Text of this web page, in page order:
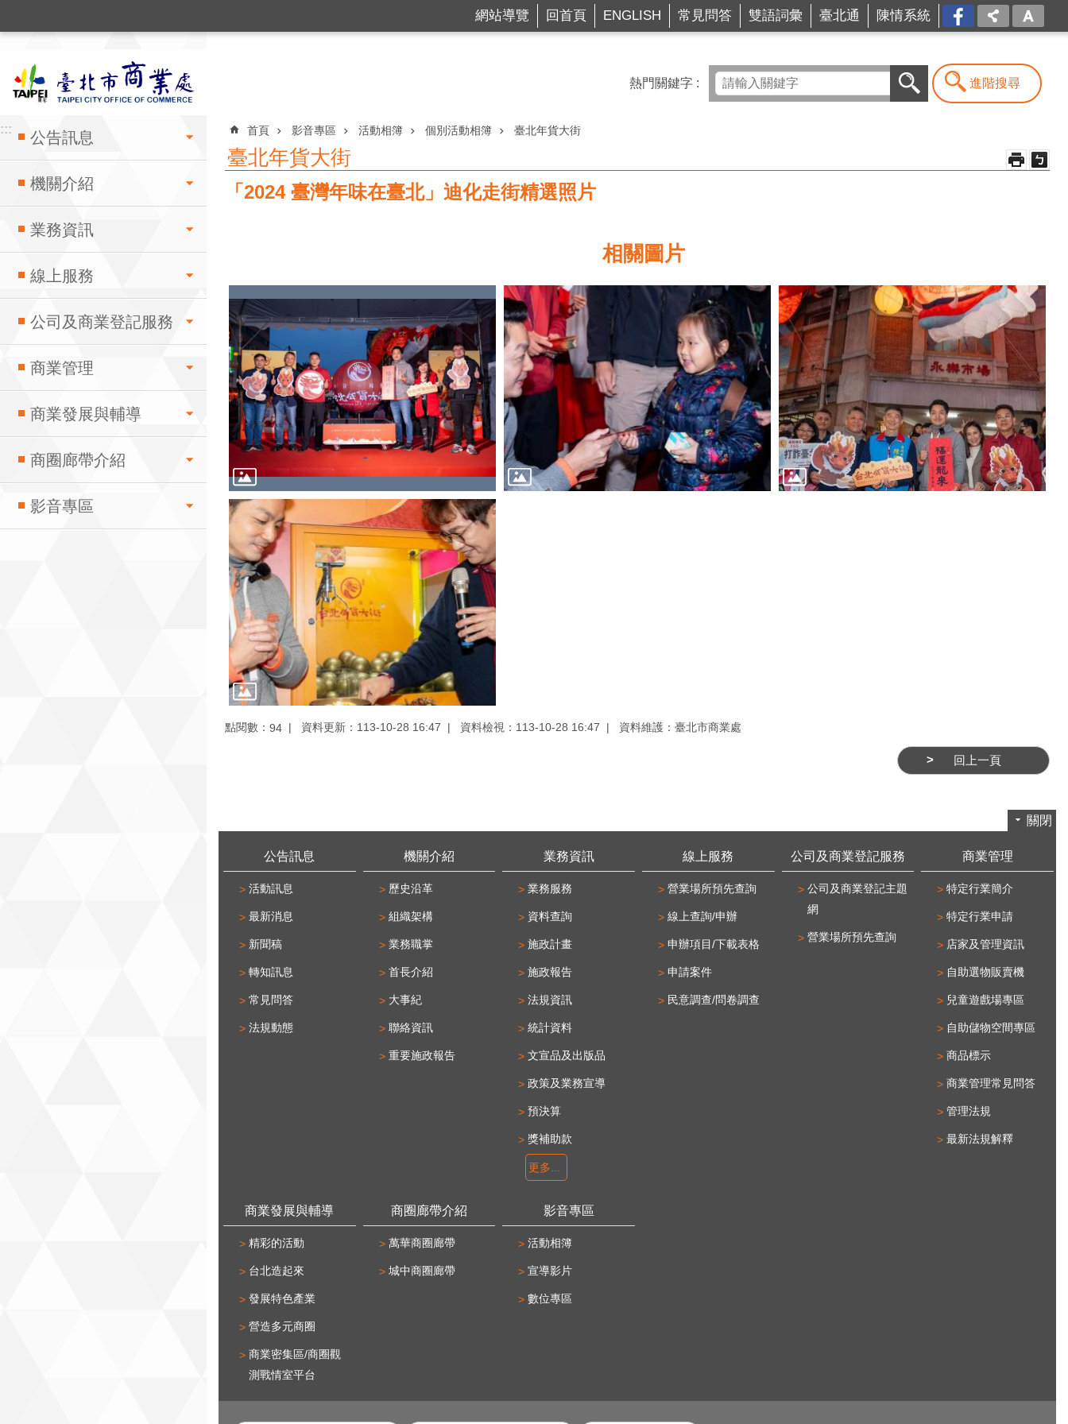
網站導覽 回首頁 ENGLISH 常見問答 雙語詞彙 臺北通 陳情系統 FB
::: 公告訊息
機關介紹
業務資訊
線上服務
公司及商業登記服務
商業管理
商業發展與輔導
商圈廊帶介紹
影音專區
熱門關鍵字 進階搜尋
:::
首頁 影音專區 活動相簿 個別活動相簿 臺北年貨大街
臺北年貨大街
「2024 臺灣年味在臺北」迪化走街精選照片
相關圖片
點閱數： 94 資料更新：113-10-28 16:47 資料檢視：113-10-28 16:47 資料維護：臺北市商業處
回上一頁
關閉
公告訊息
活動訊息
最新消息
新聞稿
轉知訊息
常見問答
法規動態
機關介紹
歷史沿革
組織架構
業務職掌
首長介紹
大事紀
聯絡資訊
重要施政報告
業務資訊
業務服務
資料查詢
施政計畫
施政報告
法規資訊
統計資料
文宣品及出版品
政策及業務宣導
預決算
獎補助款
更多...
線上服務
營業場所預先查詢
線上查詢/申辦
申辦項目/下載表格
申請案件
民意調查/問卷調查
公司及商業登記服務
公司及商業登記主題
網
營業場所預先查詢
商業管理
特定行業簡介
特定行業申請
店家及管理資訊
自助選物販賣機
兒童遊戲場專區
自助儲物空間專區
商品標示
商業管理常見問答
管理法規
最新法規解釋
商業發展與輔導
精彩的活動
台北造起來
發展特色產業
營造多元商圈
商業密集區/商圈觀
測戰情室平台
商圈廊帶介紹
萬華商圈廊帶
城中商圈廊帶
影音專區
活動相簿
宣導影片
數位專區